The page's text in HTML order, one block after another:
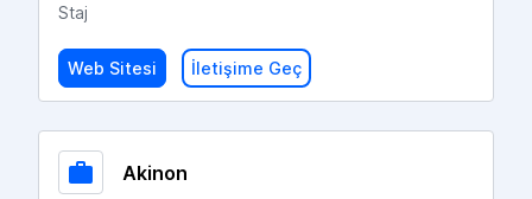
Staj
Web Sitesi İletişime Geç
Akinon